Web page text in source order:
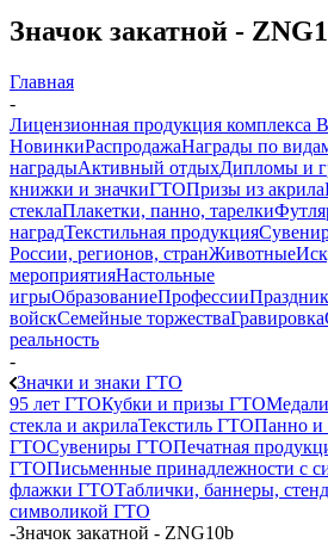
Значок закатной -
Главная
-
Лицензионная продукция
НовинкиРаспродажаНаграды по
наградыАктивный отдыхДипломы и
книжки и значкиГТОПризы из акрила
стеклаПлакетки, панно, тарелки
наградТекстильная продукция
России, регионов, странЖивотные
мероприятияНастольные
игрыОбразованиеПрофессии
войскСемейные торжестваГравировка
реальность
-
Значки и знаки ГТО
95 лет ГТОКубки и призы ГТО
стекла и акрилаТекстиль ГТОПанно и
ГТОСувениры ГТОПечатная
ГТОПисьменные принадлежности с
флажки ГТОТаблички, баннеры,
символикой ГТО
-Значок закатной - ZNG10b